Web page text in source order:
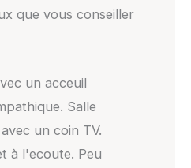
que vous conseiller
un acceuil
Salle
un coin TV.
à l'ecoute. Peu